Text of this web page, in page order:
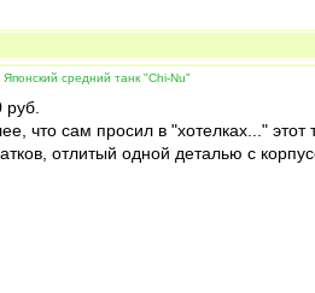
средний танк "Chi-Nu"
руб.
что сам просил в "хотелках..." этот
отлитый одной деталью с